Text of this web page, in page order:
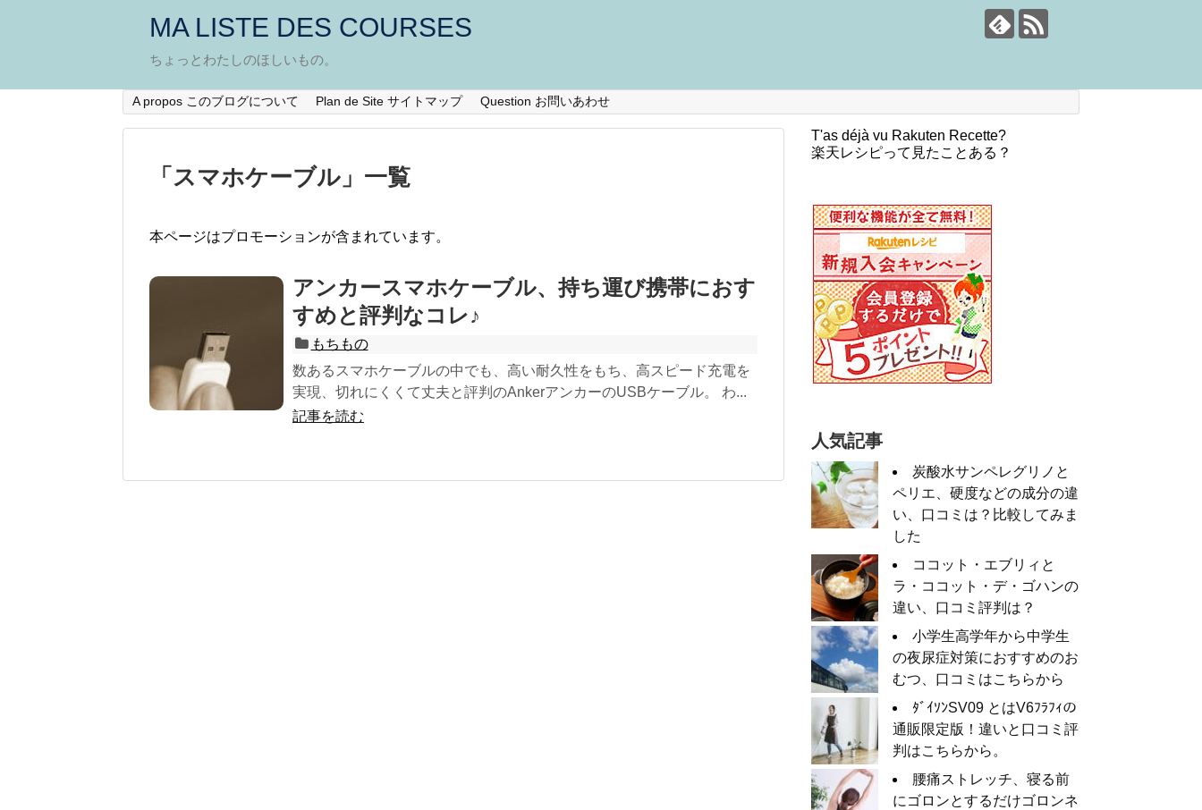
MA LISTE DES COURSES
ちょっとわたしのほしいもの。
A propos このブログについて Plan de Site サイトマップ Question お問いあわせ
「 スマホケーブル 」 一覧
本ページはプロモーションが含まれています。
アンカースマホケーブル、持ち運び携帯におす
すめと評判なコレ♪
もちもの
数あるスマホケーブルの中でも、高い耐久性をもち、高スピード充電を
実現、切れにくくて丈夫と評判のAnkerアンカーのUSBケーブル。 わ...
記事を読む
T'as déjà vu Rakuten Recette?
楽天レシピって見たことある？
人気記事
炭酸水サンペレグリノと
ペリエ、硬度などの成分の違
い、口コミは？比較してみま
した
ココット・エブリィと
ラ・ココット・デ・ゴハンの
違い、口コミ評判は？
小学生高学年から中学生
の夜尿症対策におすすめのお
むつ、口コミはこちらから
ﾀﾞｲｿﾝSV09 とはV6ﾌﾗﾌｨの
通販限定版！違いと口コミ評
判はこちらから。
腰痛ストレッチ、寝る前
にゴロンとするだけゴロンネ